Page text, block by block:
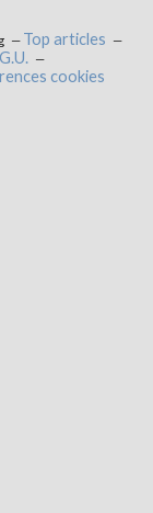
Top articles
cookies